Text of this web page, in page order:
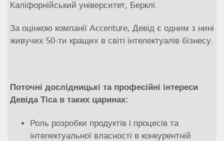
Каліфорнійський університет, Берклі.
За оцінкою компанії Accenture, Девід є одним з нині
живучих 50-ти кращих в світі інтелектуалів бізнесу.
Поточні дослідницькі та професійні інтереси
Девіда Тіса в таких царинах:
Роль розробки продуктів і процесів та
інтелектуальної власності в конкурентній